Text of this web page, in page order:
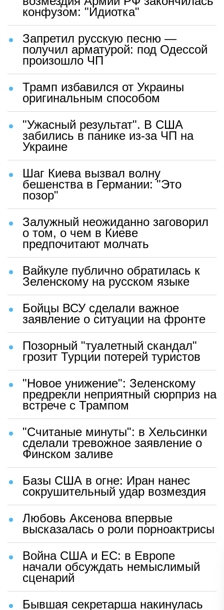
конфузом: "Идиотка"
Запретил русскую песню —
получил арматурой: под Одессой
произошло ЧП
Трамп избавился от Украины
оригинальным способом
"Ужасный результат". В США
забились в панике из-за ЧП на
Украине
Шаг Киева вызвал волну
бешенства в Германии: "Это
позор"
Залужный неожиданно заговорил
о том, о чем в Киеве
предпочитают молчать
Вайкуле публично обратилась к
Зеленскому на русском языке
Бойцы ВСУ сделали важное
заявление о ситуации на фронте
Позорный "туалетный скандал"
грозит Турции потерей туристов
"Новое унижение": Зеленскому
предрекли неприятный сюрприз на
встрече с Трампом
"Считаные минуты": в Хельсинки
сделали тревожное заявление о
Финском заливе
Базы США в огне: Иран нанес
сокрушительный удар возмездия
Любовь Аксенова впервые
высказалась о роли порноактрисы
Война США и ЕС: в Европе
начали обсуждать немыслимый
сценарий
Бывшая секретарша накинулась